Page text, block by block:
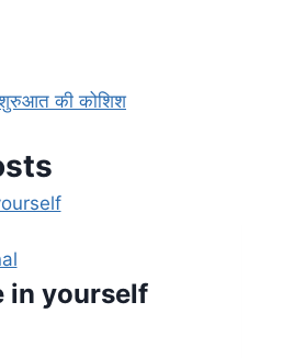
की कोशिश
in yourself